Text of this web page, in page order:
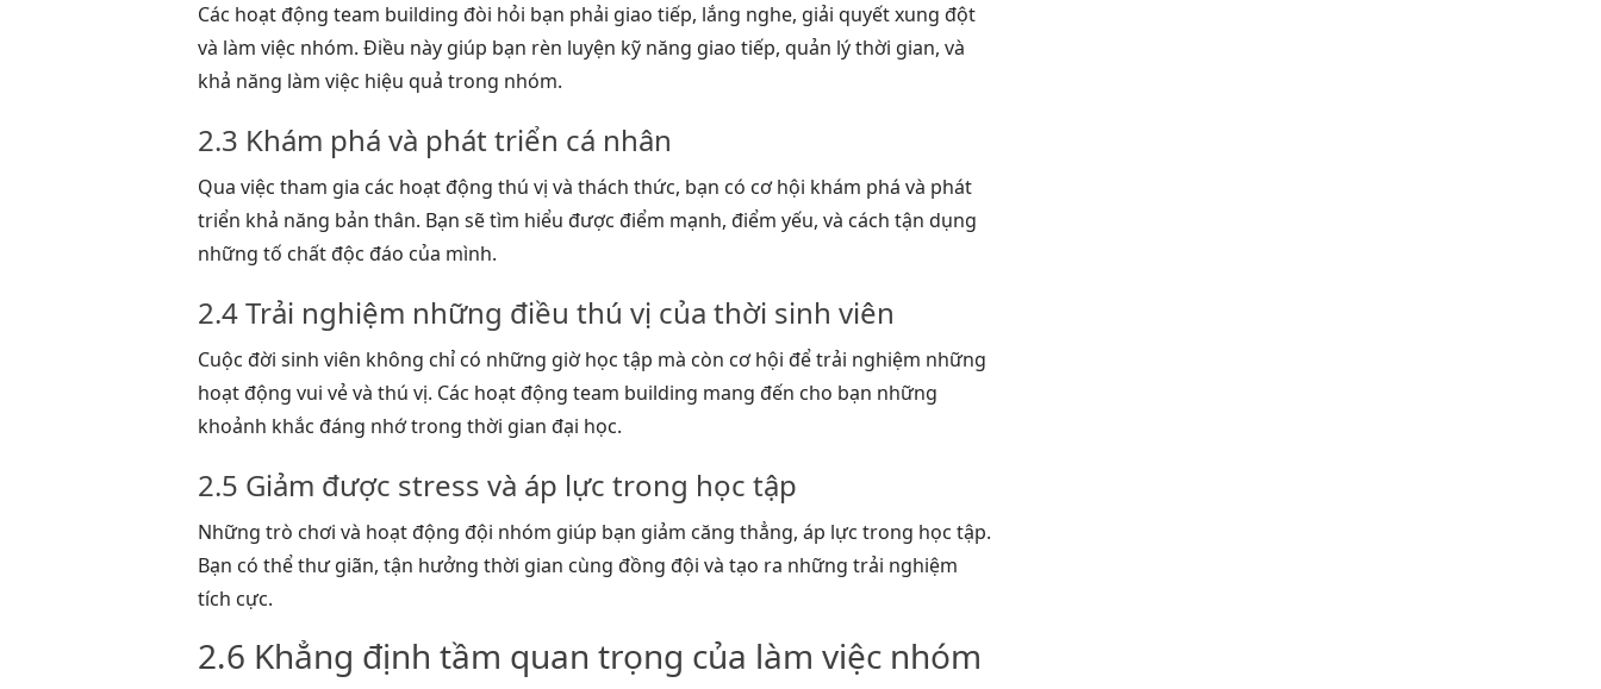
Các hoạt động team building đòi hỏi bạn phải giao tiếp, lắng nghe, giải quyết xung đột
và làm việc nhóm. Điều này giúp bạn rèn luyện kỹ năng giao tiếp, quản lý thời gian, và
khả năng làm việc hiệu quả trong nhóm.
2.3 Khám phá và phát triển cá nhân
Qua việc tham gia các hoạt động thú vị và thách thức, bạn có cơ hội khám phá và phát
triển khả năng bản thân. Bạn sẽ tìm hiểu được điểm mạnh, điểm yếu, và cách tận dụng
những tố chất độc đáo của mình.
2.4 Trải nghiệm những điều thú vị của thời sinh viên
Cuộc đời sinh viên không chỉ có những giờ học tập mà còn cơ hội để trải nghiệm những
hoạt động vui vẻ và thú vị. Các hoạt động team building mang đến cho bạn những
khoảnh khắc đáng nhớ trong thời gian đại học.
2.5 Giảm được stress và áp lực trong học tập
Những trò chơi và hoạt động đội nhóm giúp bạn giảm căng thẳng, áp lực trong học tập.
Bạn có thể thư giãn, tận hưởng thời gian cùng đồng đội và tạo ra những trải nghiệm
tích cực.
2.6 Khẳng định tầm quan trọng của làm việc nhóm